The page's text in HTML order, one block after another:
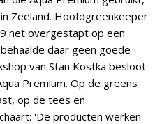
in Zeeland. Hoofdgreenkeeper
net overgestapt op een
daar geen goede
van Stan Kostka besloot
Premium. Op de greens
op de tees en
'De producten werken